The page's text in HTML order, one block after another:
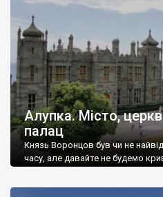
Алупка. Місто,
палац
Князь Воронцов був чи не
часу, але давайте не будемо